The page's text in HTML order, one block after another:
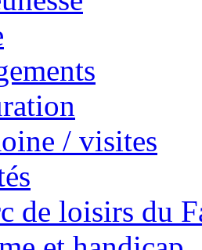
/ visites
de loisirs du